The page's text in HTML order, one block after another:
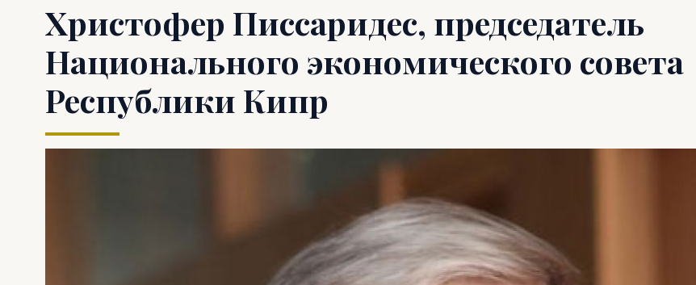
Христофер Писсаридес, председатель
Национального экономического совета
Республики Кипр